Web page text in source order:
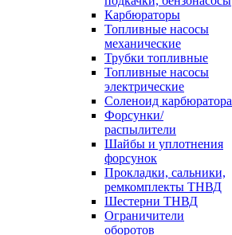
Карбюраторы
Топливные насосы
механические
Трубки топливные
Топливные насосы
электрические
Соленоид карбюратора
Форсунки/
распылители
Шайбы и уплотнения
форсунок
Прокладки, сальники,
ремкомплекты ТНВД
Шестерни ТНВД
Ограничители
оборотов